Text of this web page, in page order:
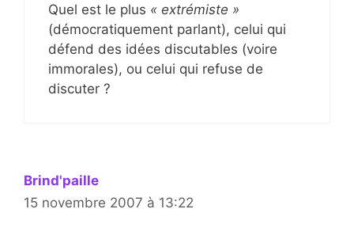
Quel est le plus « extrémiste »
(démocratiquement parlant), celui qui
défend des idées discutables (voire
immorales), ou celui qui refuse de
discuter ?
Brind'paille
15 novembre 2007 à 13:22